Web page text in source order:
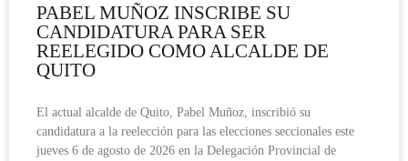
PABEL MUÑOZ INSCRIBE SU
CANDIDATURA PARA SER
REELEGIDO COMO ALCALDE DE
QUITO
El actual alcalde de Quito, Pabel Muñoz, inscribió su
candidatura a la reelección para las elecciones seccionales este
jueves 6 de agosto de 2026 en la Delegación Provincial de